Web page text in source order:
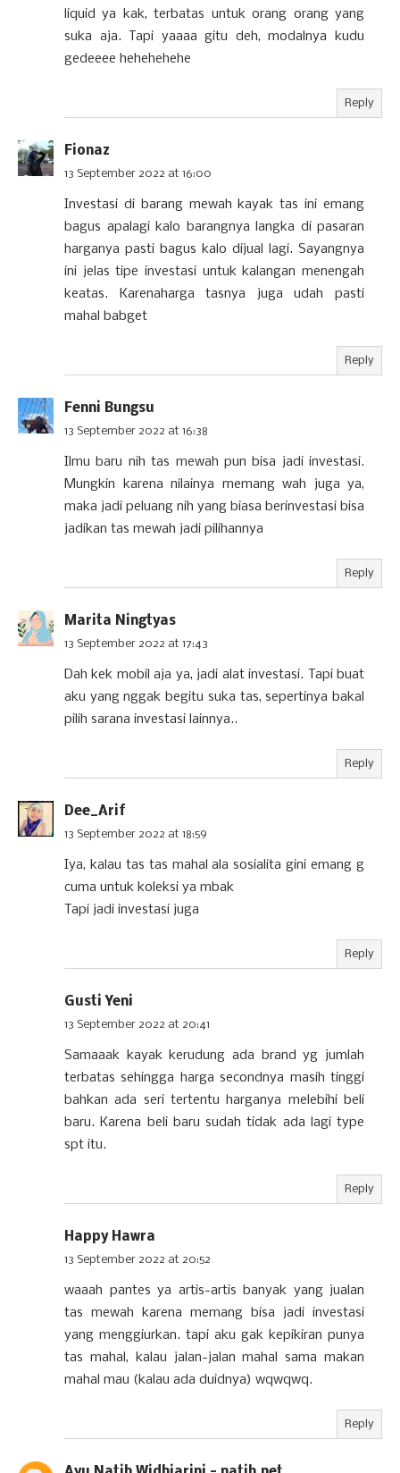
liquid ya kak, terbatas untuk orang orang yang
suka aja. Tapi yaaaa gitu deh, modalnya kudu
gedeeee hehehehehe
Reply
Fionaz
13 September 2022 at 16:00
Investasi di barang mewah kayak tas ini emang
bagus apalagi kalo barangnya langka di pasaran
harganya pasti bagus kalo dijual lagi. Sayangnya
ini jelas tipe investasi untuk kalangan menengah
keatas. Karenaharga tasnya juga udah pasti
mahal babget
Reply
Fenni Bungsu
13 September 2022 at 16:38
Ilmu baru nih tas mewah pun bisa jadi investasi.
Mungkin karena nilainya memang wah juga ya,
maka jadi peluang nih yang biasa berinvestasi bisa
jadikan tas mewah jadi pilihannya
Reply
Marita Ningtyas
13 September 2022 at 17:43
Dah kek mobil aja ya, jadi alat investasi. Tapi buat
aku yang nggak begitu suka tas, sepertinya bakal
pilih sarana investasi lainnya..
Reply
Dee_Arif
13 September 2022 at 18:59
Iya, kalau tas tas mahal ala sosialita gini emang g
cuma untuk koleksi ya mbak
Tapi jadi investasi juga
Reply
Gusti Yeni
13 September 2022 at 20:41
Samaaak kayak kerudung ada brand yg jumlah
terbatas sehingga harga secondnya masih tinggi
bahkan ada seri tertentu harganya melebihi beli
baru. Karena beli baru sudah tidak ada lagi type
spt itu.
Reply
Happy Hawra
13 September 2022 at 20:52
waaah pantes ya artis-artis banyak yang jualan
tas mewah karena memang bisa jadi investasi
yang menggiurkan. tapi aku gak kepikiran punya
tas mahal, kalau jalan-jalan mahal sama makan
mahal mau (kalau ada duidnya) wqwqwq.
Reply